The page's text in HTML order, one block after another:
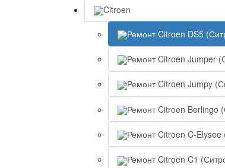
Citroen
Ремонт Citroen DS5
Ремонт Citroen Jumper
Ремонт Citroen Jumpy
Ремонт Citroen Berlingo
Ремонт Citroen C-
Ремонт Citroen C1